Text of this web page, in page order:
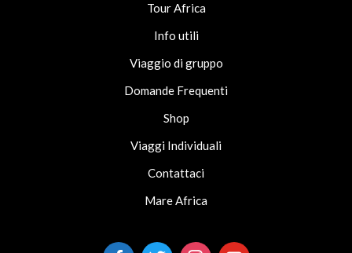
Tour Africa
Info utili
Viaggio di gruppo
Domande Frequenti
Shop
Viaggi Individuali
Contattaci
Mare Africa